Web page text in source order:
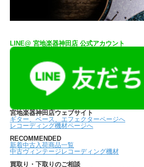
LINE@ 宮地楽器神田店 公式アカウント
宮地楽器神田店ウェブサイト
ギター、ベース、エフェクターページへ
レコーディング機材ページへ
RECOMMENDED
新着中古入荷商品一覧
中古ヴィンテージレコーディング機材
買取り・下取りのご相談